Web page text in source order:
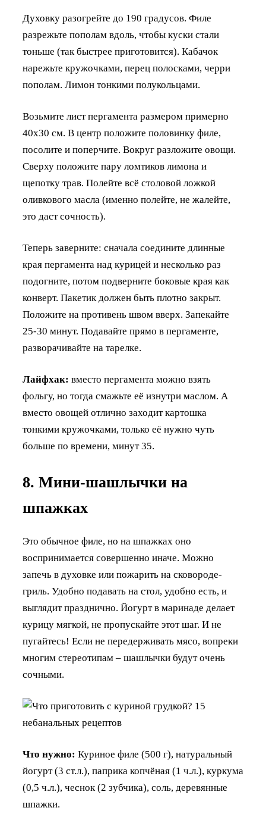
Духовку разогрейте до 190 градусов. Филе
разрежьте пополам вдоль, чтобы куски стали
тоньше (так быстрее приготовится). Кабачок
нарежьте кружочками, перец полосками, черри
пополам. Лимон тонкими полукольцами.
Возьмите лист пергамента размером примерно
40х30 см. В центр положите половинку филе,
посолите и поперчите. Вокруг разложите овощи.
Сверху положите пару ломтиков лимона и
щепотку трав. Полейте всё столовой ложкой
оливкового масла (именно полейте, не жалейте,
это даст сочность).
Теперь заверните: сначала соедините длинные
края пергамента над курицей и несколько раз
подогните, потом подверните боковые края как
конверт. Пакетик должен быть плотно закрыт.
Положите на противень швом вверх. Запекайте
25-30 минут. Подавайте прямо в пергаменте,
разворачивайте на тарелке.
Лайфхак: вместо пергамента можно взять
фольгу, но тогда смажьте её изнутри маслом. А
вместо овощей отлично заходит картошка
тонкими кружочками, только её нужно чуть
больше по времени, минут 35.
8. Мини-шашлычки на
шпажках
Это обычное филе, но на шпажках оно
воспринимается совершенно иначе. Можно
запечь в духовке или пожарить на сковороде-
гриль. Удобно подавать на стол, удобно есть, и
выглядит празднично. Йогурт в маринаде делает
курицу мягкой, не пропускайте этот шаг. И не
пугайтесь! Если не передерживать мясо, вопреки
многим стереотипам – шашлычки будут очень
сочными.
Что нужно: Куриное филе (500 г), натуральный
йогурт (3 ст.л.), паприка копчёная (1 ч.л.), куркума
(0,5 ч.л.), чеснок (2 зубчика), соль, деревянные
шпажки.